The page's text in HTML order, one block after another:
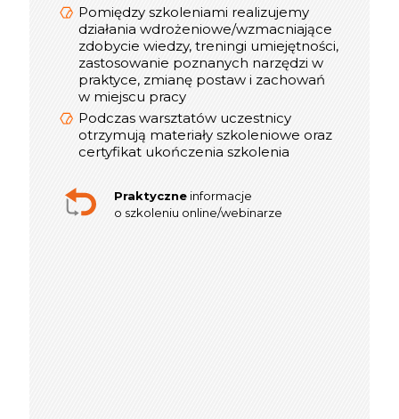
Pomiędzy szkoleniami realizujemy
działania wdrożeniowe/wzmacniające
zdobycie wiedzy, treningi umiejętności,
zastosowanie poznanych narzędzi w
praktyce, zmianę postaw i zachowań
w miejscu pracy
Podczas warsztatów uczestnicy
otrzymują materiały szkoleniowe oraz
certyfikat ukończenia szkolenia
Praktyczne informacje
o szkoleniu online/webinarze
Praktyczne
informacje
o szkoleniu stacjonarnym